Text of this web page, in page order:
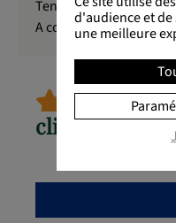
Tenir hors de portée
A conserver à l'écart
découvrez
clients sur ce
d'audience et
une meilleure